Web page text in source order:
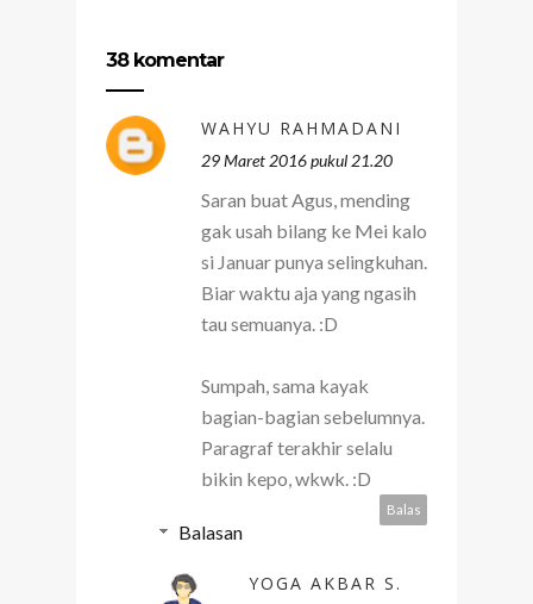
38 komentar
WAHYU RAHMADANI
29 Maret 2016 pukul 21.20
Saran buat Agus, mending
gak usah bilang ke Mei kalo
si Januar punya selingkuhan.
Biar waktu aja yang ngasih
tau semuanya. :D
Sumpah, sama kayak
bagian-bagian sebelumnya.
Paragraf terakhir selalu
bikin kepo, wkwk. :D
Balas
Balasan
YOGA AKBAR S.